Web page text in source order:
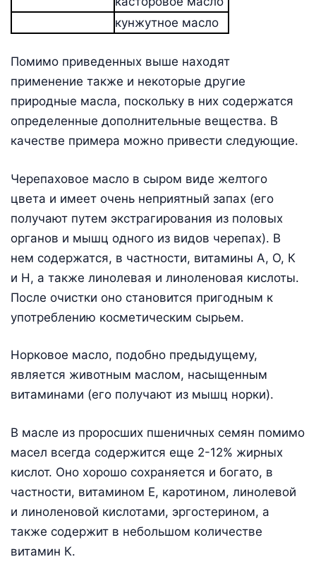
кунжутное масло
Помимо приведенных выше находят
применение также и некоторые другие
природные масла, поскольку в них содержатся
определенные дополнительные вещества. В
качестве примера можно привести следующие.
Черепаховое масло в сыром виде желтого
цвета и имеет очень неприятный запах (его
получают путем экстрагирования из половых
органов и мышц одного из видов черепах). В
нем содержатся, в частности, витамины А, О, К
и Н, а также линолевая и линоленовая кислоты.
После очистки оно становится пригодным к
употреблению косметическим сырьем.
Норковое масло, подобно предыдущему,
является животным маслом, насыщенным
витаминами (его получают из мышц норки).
В масле из проросших пшеничных семян помимо
масел всегда содержится еще 2-12% жирных
кислот. Оно хорошо сохраняется и богато, в
частности, витамином Е, каротином, линолевой
и линоленовой кислотами, эргостерином, а
также содержит в небольшом количестве
витамин К.